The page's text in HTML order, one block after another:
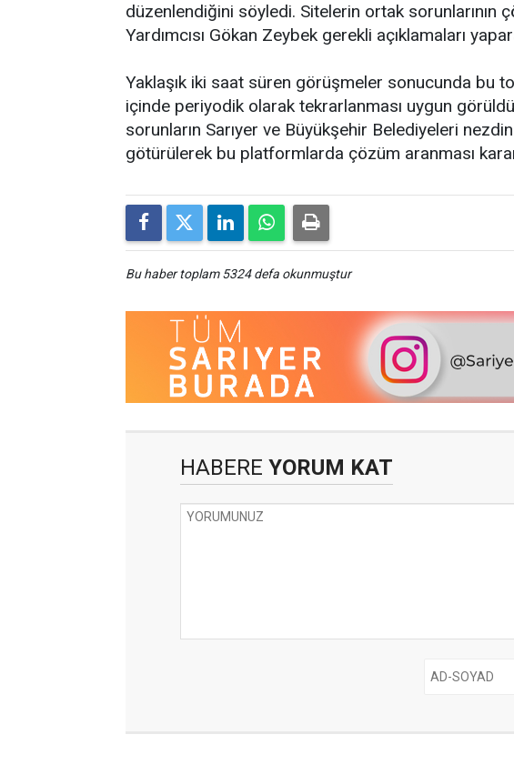
düzenlendiğini söyledi. Sitelerin ortak sorunlarının
Yardımcısı Gökan Zeybek gerekli açıklamaları
Yaklaşık iki saat süren görüşmeler sonucunda bu
içinde periyodik olarak tekrarlanması uygun
sorunların Sarıyer ve Büyükşehir Belediyeleri
götürülerek bu platformlarda çözüm aranması
Bu haber toplam 5324 defa okunmuştur
HABERE YORUM KAT